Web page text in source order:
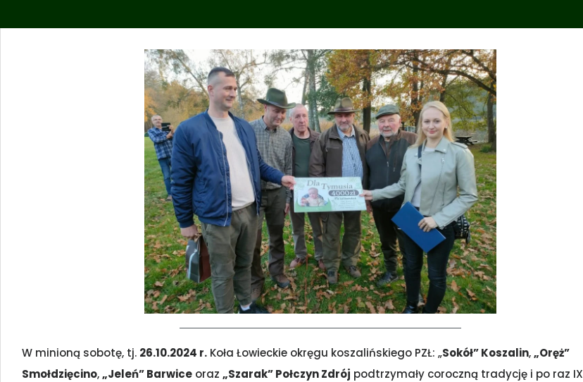
W minioną sobotę, tj. 26.10.2024 r. Koła Łowieckie okręgu koszalińskiego PZŁ: „Sokół” Koszalin,„Oręż”
Smołdzięcino,„Jeleń” Barwice oraz „Szarak” Połczyn Zdrój podtrzymały coroczną tradycję i po raz IX